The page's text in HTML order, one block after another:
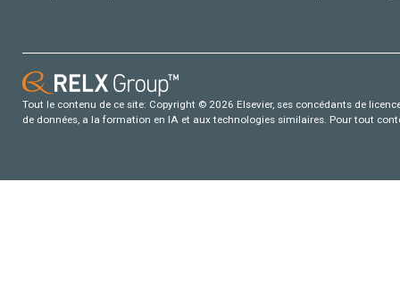
Tout le contenu de ce site: Copyright © 2026 Elsevier, ses concédants de
de données, a la formation en IA et aux technologies similaires. Pour tout